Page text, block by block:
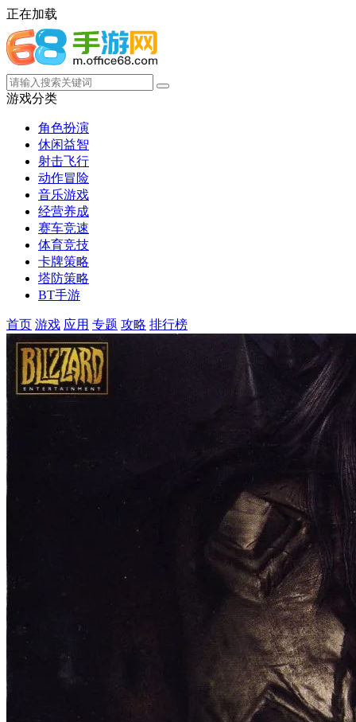
正在加载
游戏分类
角色扮演
休闲益智
射击飞行
动作冒险
音乐游戏
经营养成
赛车竞速
体育竞技
卡牌策略
塔防策略
BT手游
首页 游戏 应用 专题 攻略 排行榜